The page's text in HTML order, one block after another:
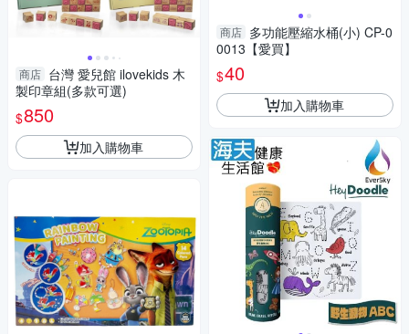
商店 台灣 愛兒館 ilovekids 木
製印章組(多款可選)
$850
加入購物車
商店 多功能壓縮水桶(小) CP-0
0013【愛買】
$40
加入購物車